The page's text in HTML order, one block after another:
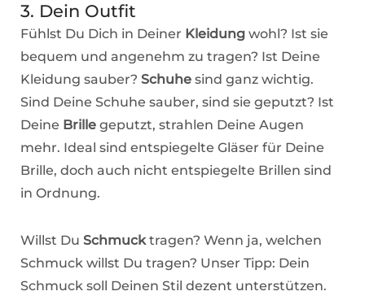
3. Dein Outfit
Fühlst Du Dich in Deiner Kleidung wohl? Ist sie
bequem und angenehm zu tragen? Ist Deine
Kleidung sauber? Schuhe sind ganz wichtig.
Sind Deine Schuhe sauber, sind sie geputzt? Ist
Deine Brille geputzt, strahlen Deine Augen
mehr. Ideal sind entspiegelte Gläser für Deine
Brille, doch auch nicht entspiegelte Brillen sind
in Ordnung.
Willst Du Schmucktragen? Wenn ja, welchen
Schmuck willst Du tragen? Unser Tipp: Dein
Schmuck soll Deinen Stil dezent unterstützen.